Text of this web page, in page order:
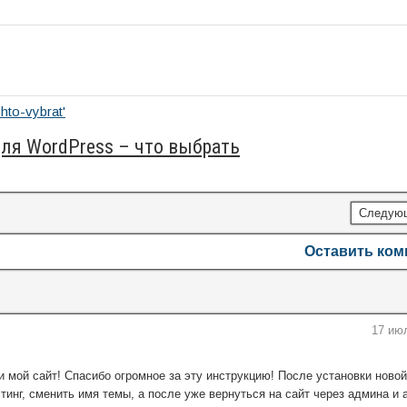
WordPress – что выбрать
Оставить
17
сайт! Спасибо огромное за эту инструкцию! После установки
сменить имя темы, а после уже вернуться на сайт через админа и